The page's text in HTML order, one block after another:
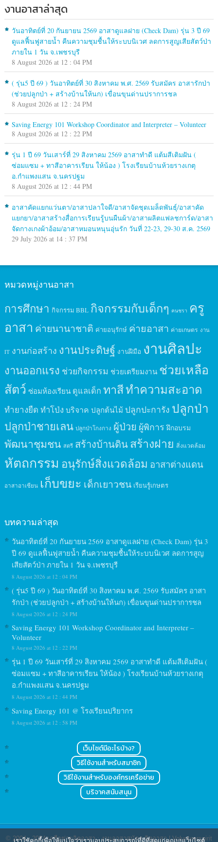
งานอาสาล่าสุด
วันอาทิตย์ที่ 20 กันยายน 2569 อาสาดูแลฝาย (Check Dam) รุ่น 3 ปี 69
ดูแลฟื้นฟูสายน้ำ คืนความชุมชื้นให้ระบบนิเวศ ลดการสูญเสียสัตว์ป่า
ภายใน 1 วัน จ.เพชรบุรี
8 August 2026 at 12 : 04 PM
( รุ่น5 ปี 69 ) วันอาทิตย์ที่ 30 สิงหาคม พ.ศ. 2569 รับสมัคร อาสารักป่า
(ช่วยปลูกป่า + สร้างบ้านให้นก) เขื่อนขุนด่านปราการชล
8 August 2026 at 12 : 24 PM
Saving Energy 101 Workshop Coordinator and Interpreter – Volunteer
8 August 2026 at 12 : 22 PM
รุ่น 1 ปี 69 วันเสาร์ที่ 29 สิงหาคม 2569 อาสาทำดี แต้มสีเติมฝัน (
ซ่อมแซม + ทาสีอาคารเรียน ให้น้อง ) โรงเรียนบ้านห้วยรางเกตุ
อ.กำแพงแสน จ.นครปฐม
8 August 2026 at 12 : 44 PM
อาสาคัดแยกแว่นตา/อาสาปลาใจดี/อาสาจัดชุดเมล็ดพันธุ์/อาสาคัด
แยกยา/อาสาสร้างสื่อการเรียนรู้บนผืนผ้า/อาสาผลิตแฟลชการ์ด/อาสา
จัดกางเกงผ้าอ้อม/อาสาหมอนหนุนอุ่นรัก วันที่ 22-23, 29-30 ส.ค. 2569
29 July 2026 at 14 : 37 PM
หมวดหมู่งานอาสา
การศึกษา กิจกรรม BBL กิจกรรมกับเด็กๆ คนชรา ครู
อาสา ค่ายนานาชาติ ค่ายอนุรักษ์ ค่ายอาสา ค่ายเกษตร งาน
IT งานก่อสร้าง งานประดิษฐ์ งานฝีมือ งานศิลปะ
งานออกแรง ช่วยกิจกรรม ช่วยเตรียมงาน ช่วยเหลือ
สัตว์ ซ่อมห้องเรียน ดูแลเด็ก ทาสีทำความสะอาด
ทำยางยืด ทำโป่ง บริจาค ปลูกต้นไม้ ปลูกปะการัง ปลูกป่า
ปลูกป่าชายเลน ปลูกป่าโกงกาง ผู้ป่วย ผู้พิการ ฝึกอบรม
พัฒนาชุมชน สตรี สร้างบ้านดินสร้างฝาย สิ่งแวดล้อม
หัตถกรรม อนุรักษ์สิ่งแวดล้อม อาสาต่างแดน
อาสาอาเซียน เก็บขยะ เด็กเยาวชน เรียนรู้เกษตร
บทความล่าสุด
วันอาทิตย์ที่ 20 กันยายน 2569 อาสาดูแลฝาย (Check Dam) รุ่น 3
ปี 69 ดูแลฟื้นฟูสายน้ำ คืนความชุมชื้นให้ระบบนิเวศ ลดการสูญ
เสียสัตว์ป่า ภายใน 1 วัน จ.เพชรบุรี
8 August 2026 at 12 : 04 PM
( รุ่น5 ปี 69 ) วันอาทิตย์ที่ 30 สิงหาคม พ.ศ. 2569 รับสมัคร อาสา
รักป่า (ช่วยปลูกป่า + สร้างบ้านให้นก) เขื่อนขุนด่านปราการชล
8 August 2026 at 12 : 24 PM
Saving Energy 101 Workshop Coordinator and Interpreter –
Volunteer
8 August 2026 at 12 : 22 PM
รุ่น 1 ปี 69 วันเสาร์ที่ 29 สิงหาคม 2569 อาสาทำดี แต้มสีเติมฝัน (
ซ่อมแซม + ทาสีอาคารเรียน ให้น้อง ) โรงเรียนบ้านห้วยรางเกตุ
อ.กำแพงแสน จ.นครปฐม
8 August 2026 at 12 : 44 PM
Saving Energy 101 @ โรงเรียนปริยากร
8 August 2026 at 12 : 58 PM
เว็บไซต์มีอะไรบ้าง?
วิธีใช้งานสำหรับสมาชิก
วิธีใช้งานสำหรับองค์กรเครือข่าย
บริจาคสนับสนุน
© 2004 - 2024เครือข่ายจิตอาสา : งานอาสาสมัคร จิตอาสา | Volunteerspirit